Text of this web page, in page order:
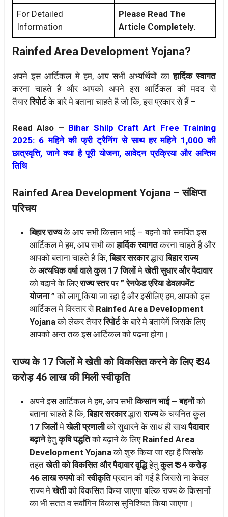
For Detailed
Information
Please Read The
Article Completely.
Rainfed Area Development Yojana?
अपने इस आर्टिकल मे हम, आप सभी अभ्यर्थियों काहार्दिक स्वागत
करना चाहते है और आपको अपने इस आर्टिकल की मदद से
तैयाररिपोर्टके बारे मे बताना चाहते है जो कि, इस प्रकार से हैं –
Read Also – Bihar Shilp Craft Art Free Training
2025: 6 महिने की फ्री ट्रैनिंग से साथ हर महिने 1,000 की
छात्रवृत्ति, जाने क्या है पूरी योजना, आवेदन प्रक्रिया और अन्तिम
तिथि
Rainfed Area Development Yojana – संक्षिप्त
परिचय
बिहार राज्यके आप सभी किसान भाई – बहनो को समर्पित इस
आर्टिकल मे हम, आप सभी काहार्दिक स्वागतकरना चाहते है और
आपको बताना चाहते है कि,बिहार सरकारद्धाराबिहार राज्य
के अत्यधिक वर्षा वाले कुल 17 जिलोंमेखेती सुधार और पैदावार
को बढा़ने के लिएराज्य स्तरपर” रेनफेड एरिया डेवलपमेंट
योजना ”को लागू किया जा रहा है और इसीलिए हम, आपको इस
आर्टिकल मे विस्तार से Rainfed Area Development
Yojanaको लेकर तैयाररिपोर्टके बारे मे बतायेगें जिसके लिए
आपको अन्त तक इस आर्टिकल को पढ़ना होगा।
राज्य के 17 जिलों मे खेती को विकसित करने के लिए ₹ 34
करोड़ 46 लाख की मिली स्वीकृृति
अपने इस आर्टिकल मे हम, आप सभीकिसान भाई – बहनोंको
बताना चाहते है कि,बिहार सरकारद्धाराराज्यके चयनित कुल
17 जिलोंमेखेली प्रणालीको सुधारने के साथ ही साथपैदावार
बढ़ानेहेतुकृषि पद्धतिको बढ़ाने के लिए Rainfed Area
Development Yojanaको शुरु किया जा रहा है जिसके
तहतखेती को विकसित और पैदावार वृद्धिहेतुकुल ₹ 34 करोड़
46 लाख रुपयोकीस्वीकृतिप्रदान की गई है जिससे ना केवल
राज्य मेखेतीको विकसित किया जाएगा बल्कि राज्य के किसानों
का भी सतत व सर्वांगिन विकास सुनिश्चित किया जाएगा।